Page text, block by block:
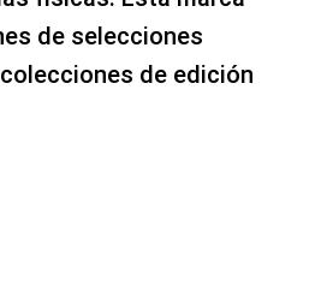
de selecciones
de edición